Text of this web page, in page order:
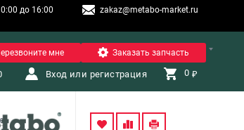
до 16:00
zakaz@metabo-market.ru
Санкт-Петербург
мне Заказать запчасть
Вход или регистрация 0 ₽